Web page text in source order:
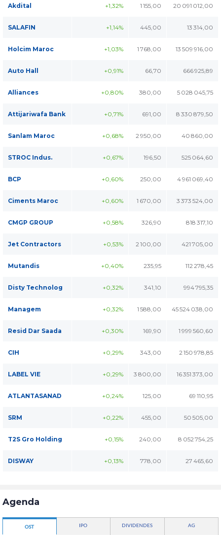
Akdital +1,32% 1 155,00 20 091 012,00
SALAFIN +1,14% 445,00 13 314,00
Holcim Maroc +1,03% 1 768,00 13 509 916,00
Auto Hall +0,91% 66,70 666 925,89
Alliances +0,80% 380,00 5 028 045,75
Attijariwafa Bank +0,71% 691,00 8 330 879,50
Sanlam Maroc +0,68% 2 950,00 40 860,00
STROC Indus. +0,67% 196,50 525 064,60
BCP +0,60% 250,00 4 961 069,40
Ciments Maroc +0,60% 1 670,00 3 373 524,00
CMGP GROUP +0,58% 326,90 818 317,10
Jet Contractors +0,53% 2 100,00 421 705,00
Mutandis +0,40% 235,95 112 278,45
Disty Technolog +0,32% 341,10 994 795,35
Managem +0,32% 1 588,00 45 524 038,00
Resid Dar Saada +0,30% 169,90 1 999 560,60
CIH +0,29% 343,00 2 150 978,85
LABEL VIE +0,29% 3 800,00 16 351 373,00
ATLANTASANAD +0,24% 125,00 69 110,95
SRM +0,22% 455,00 50 505,00
T2S Gro Holding +0,15% 240,00 8 052 754,25
DISWAY +0,13% 778,00 27 465,60
Agenda
OST IPO DIVIDENDES AG